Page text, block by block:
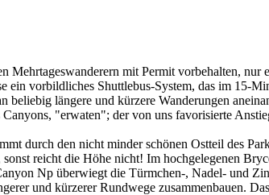
mit Permit vorbehalten, nur
ein vorbildliches Shuttlebus-System, das im 15-
längere und kürzere Wanderungen
"erwaten"; der von uns favorisierte
durch den nicht minder schönen Ostteil des
reicht die Höhe nicht! Im hochgelegenen
Np überwiegt die Türmchen-, Nadel- und
und kürzerer Rundwege zusammenbauen.